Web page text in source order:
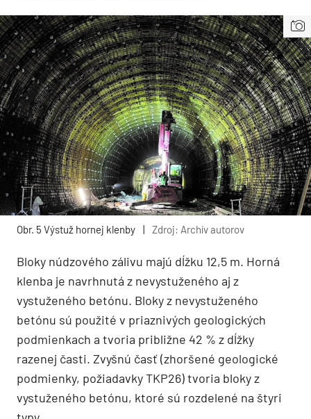
Obr. 5 Výstuž hornej klenby Zdroj: Archív autorov
Bloky núdzového zálivu majú dĺžku 12,5 m. Horná
klenba je navrhnutá z nevystuženého aj z
vystuženého betónu. Bloky z nevystuženého
betónu sú použité v priaznivých geologických
podmienkach a tvoria približne 42 % z dĺžky
razenej časti. Zvyšnú časť (zhoršené geologické
podmienky, požiadavky TKP26) tvoria bloky z
vystuženého betónu, ktoré sú rozdelené na štyri